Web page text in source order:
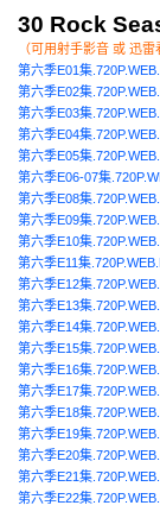
30 Rock
（可用射手影音 或 迅
第六季E01集
第六季E02集
第六季E03集
第六季E04集
第六季E05集
第六季E06-07集
第六季E08集
第六季E09集
第六季E10集
第六季E11集
第六季E12集
第六季E13集
第六季E14集
第六季E15集
第六季E16集
第六季E17集
第六季E18集
第六季E19集
第六季E20集
第六季E21集
第六季E22集